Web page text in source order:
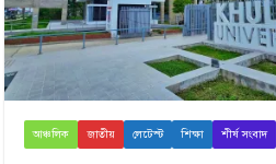
আঞ্চলিক জাতীয় লেটেস্ট শিক্ষা শীর্ষ সংবাদ